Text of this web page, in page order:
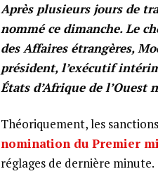
Après plusieurs jours de
nommé ce dimanche. Le
des Affaires étrangères,
président, l’exécutif
États d’Afrique de l’Ouest
Théoriquement, les
nomination du Premier
réglages de dernière minute.